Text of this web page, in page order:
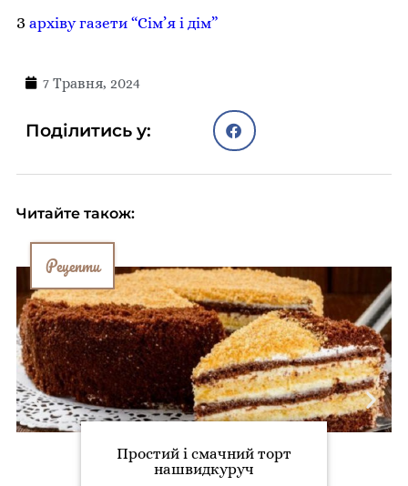
З архіву газети “Сім’я і дім”
7 Травня, 2024
Поділитись у:
Читайте також:
Рецепти
Простий і смачний торт
нашвидкуруч